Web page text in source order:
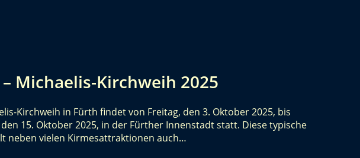
Michaelis-Kirchweih 2025
Kirchweih in Fürth findet von Freitag, den 3. Oktober 2025, bis
15. Oktober 2025, in der Fürther Innenstadt statt. Diese typische
neben vielen Kirmesattraktionen auch…